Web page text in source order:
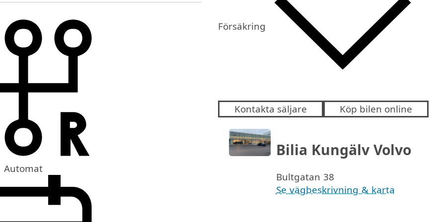
Försäkring
Kontakta säljare Köp bilen online
Bilia Kungälv Volvo
Bultgatan 38
Se vägbeskrivning & karta
Automat